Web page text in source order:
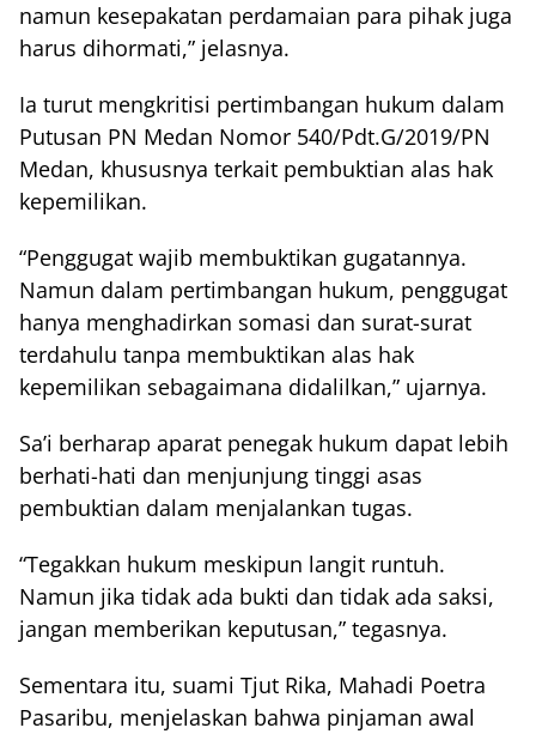
namun kesepakatan perdamaian para pihak juga
harus dihormati,” jelasnya.
Ia turut mengkritisi pertimbangan hukum dalam
Putusan PN Medan Nomor 540/Pdt.G/2019/PN
Medan, khususnya terkait pembuktian alas hak
kepemilikan.
“Penggugat wajib membuktikan gugatannya.
Namun dalam pertimbangan hukum, penggugat
hanya menghadirkan somasi dan surat-surat
terdahulu tanpa membuktikan alas hak
kepemilikan sebagaimana didalilkan,” ujarnya.
Sa’i berharap aparat penegak hukum dapat lebih
berhati-hati dan menjunjung tinggi asas
pembuktian dalam menjalankan tugas.
“Tegakkan hukum meskipun langit runtuh.
Namun jika tidak ada bukti dan tidak ada saksi,
jangan memberikan keputusan,” tegasnya.
Sementara itu, suami Tjut Rika, Mahadi Poetra
Pasaribu, menjelaskan bahwa pinjaman awal